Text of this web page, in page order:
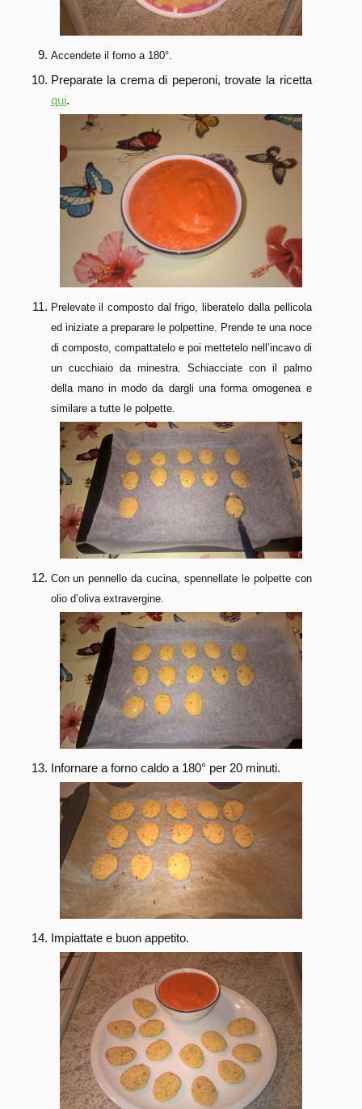
Accendete il forno a 180°.
Preparate la crema di peperoni, trovate la ricetta
qui.
Prelevate il composto dal frigo, liberatelo dalla pellicola
ed iniziate a preparare le polpettine. Prende te una noce
di composto, compattatelo e poi mettetelo nell’incavo di
un cucchiaio da minestra. Schiacciate con il palmo
della mano in modo da dargli una forma omogenea e
similare a tutte le polpette.
Con un pennello da cucina, spennellate le polpette con
olio d’oliva extravergine.
Infornare a forno caldo a 180° per 20 minuti.
Impiattate e buon appetito.